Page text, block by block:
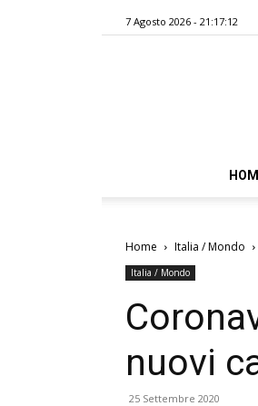
7 Agosto 2026 - 21:17:12
Home Italia / Mondo
Italia / Mondo
nuovi
25 Settembre 2020